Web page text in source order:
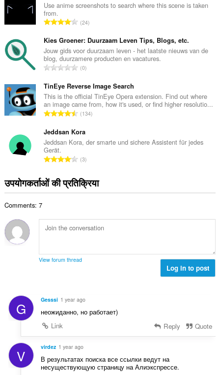
की
ल
ख्या
:
Use anime screenshots to search where this scene is taken
from.
रे
ग
की
कु
ल
ख्या
:
24
Kies Groener: Duurzaam Leven Tips, Blogs, etc.
Jouw gids voor duurzaam leven - het laatste nieuws van de
blog, duurzamere producten en vacatures.
रे
ग
की
कु
ल
ख्या
:
0
TinEye Reverse Image Search
This is the official TinEye Opera extension. Find out where
an image came from, how it's used, or find higher resolutio...
रे
ग
की
ल
ख्या
:
134
Jeddsan Kora
Jeddsan Kora, der smarte und sichere Assistent für jedes
Gerät.
रे
ग
की
सं
ख्या
3
उपयोगकर्ताओं की प्रतिक्रिया
Comments: 7
View forum thread
Log in to post
G Gesssi 1 year ago
неожиданно, но работает)
Link
Reply Quote
V virdez 1 year ago
В результатах поиска все ссылки ведут на
несуществующую страницу на Алиэкспрессе.